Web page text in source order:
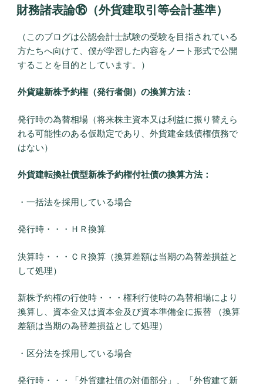
稿
日:
財務諸表論⑯（外貨建取引等会計基準）
（このブログは公認会計士試験の受験を目指されている
方たちへ向けて、僕が学習した内容をノート形式で公開
することを目的としています。）
外貨建新株予約権（発行者側）の換算方法：
発行時の為替相場（将来株主資本又は利益に振り替えら
れる可能性のある仮勘定であり、外貨建金銭債権債務で
はない）
外貨建転換社債型新株予約権付社債の換算方法：
・一括法を採用している場合
発行時・・・ＨＲ換算
決算時・・・ＣＲ換算（換算差額は当期の為替差損益と
して処理）
新株予約権の行使時・・・権利行使時の為替相場により
換算し、資本金又は資本金及び資本準備金に振替 （換算
差額は当期の為替差損益として処理）
・区分法を採用している場合
発行時・・・「外貨建社債の対価部分」、「外貨建て新